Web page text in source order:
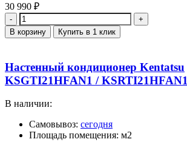
30 990 ₽
Количество
В корзину Купить в 1 клик
Настенный кондиционер Kentatsu
KSGTI21HFAN1 / KSRTI21HFAN1
В наличии:
Самовывоз: сегодня
Площадь помещения: м2